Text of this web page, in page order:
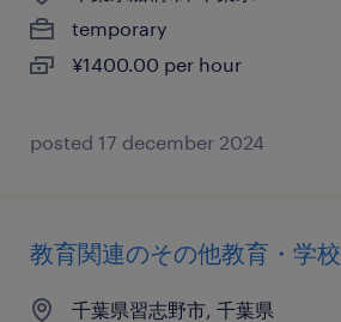
temporary
¥1400.00 per hour
posted 17 december 2024
教育関連のその他教育・学校
千葉県習志野市, 千葉県